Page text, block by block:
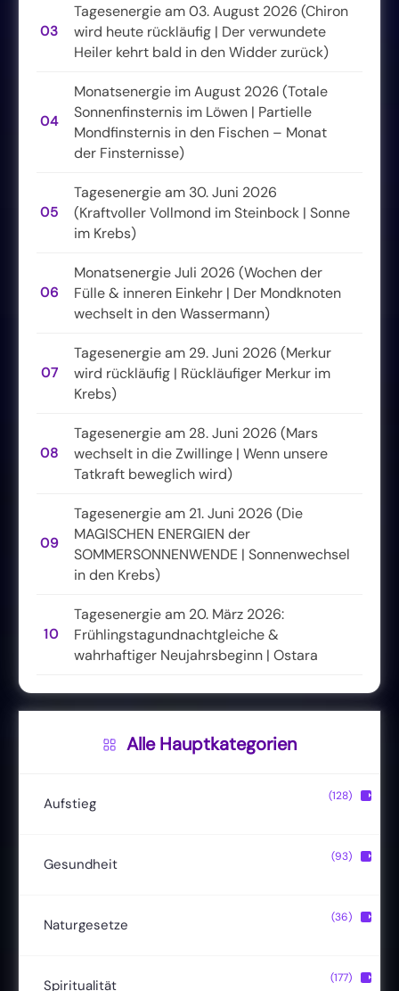
03
Tagesenergie am 03. August 2026 (Chiron
wird heute rückläufig | Der verwundete
Heiler kehrt bald in den Widder zurück)
04
Monatsenergie im August 2026 (Totale
Sonnenfinsternis im Löwen | Partielle
Mondfinsternis in den Fischen – Monat
der Finsternisse)
05
Tagesenergie am 30. Juni 2026
(Kraftvoller Vollmond im Steinbock | Sonne
im Krebs)
06
Monatsenergie Juli 2026 (Wochen der
Fülle & inneren Einkehr | Der Mondknoten
wechselt in den Wassermann)
07
Tagesenergie am 29. Juni 2026 (Merkur
wird rückläufig | Rückläufiger Merkur im
Krebs)
08
Tagesenergie am 28. Juni 2026 (Mars
wechselt in die Zwillinge | Wenn unsere
Tatkraft beweglich wird)
09
Tagesenergie am 21. Juni 2026 (Die
MAGISCHEN ENERGIEN der
SOMMERSONNENWENDE | Sonnenwechsel
in den Krebs)
10
Tagesenergie am 20. März 2026:
Frühlingstagundnachtgleiche &
wahrhaftiger Neujahrsbeginn | Ostara
Alle Hauptkategorien
Aufstieg
Christusbewusstsein (20)
(11)
(22)
(128) ▶
Gesundheit
(13)
(24)
(93) ▶
Naturgesetze
Hermetik (15)
(36) ▶
Spiritualität (177) ▶